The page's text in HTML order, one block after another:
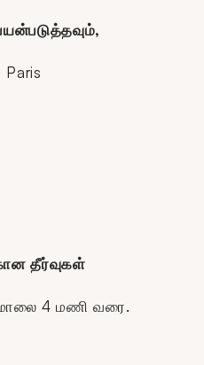
தீர்வுகள்
4 மணி வரை.